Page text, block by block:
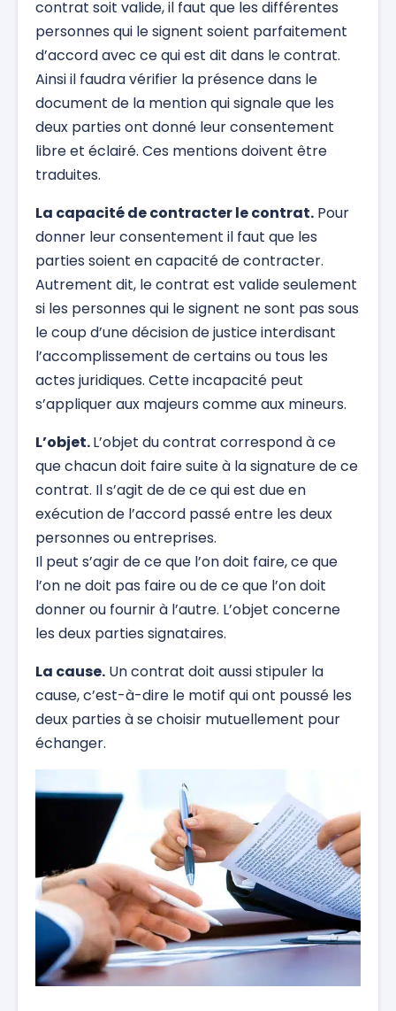
contrat soit valide, il faut que les différentes
personnes qui le signent soient parfaitement
d’accord avec ce qui est dit dans le contrat.
Ainsi il faudra vérifier la présence dans le
document de la mention qui signale que les
deux parties ont donné leur consentement
libre et éclairé. Ces mentions doivent être
traduites.
La capacité de contracter le contrat. Pour
donner leur consentement il faut que les
parties soient en capacité de contracter.
Autrement dit, le contrat est valide seulement
si les personnes qui le signent ne sont pas sous
le coup d’une décision de justice interdisant
l’accomplissement de certains ou tous les
actes juridiques. Cette incapacité peut
s’appliquer aux majeurs comme aux mineurs.
L’objet.L’objet du contrat correspond à ce
que chacun doit faire suite à la signature de ce
contrat. Il s’agit de de ce qui est due en
exécution de l’accord passé entre les deux
personnes ou entreprises.
Il peut s’agir de ce que l’on doit faire, ce que
l’on ne doit pas faire ou de ce que l’on doit
donner ou fournir à l’autre. L’objet concerne
les deux parties signataires.
La cause. Un contrat doit aussi stipuler la
cause, c’est-à-dire le motif qui ont poussé les
deux parties à se choisir mutuellement pour
échanger.